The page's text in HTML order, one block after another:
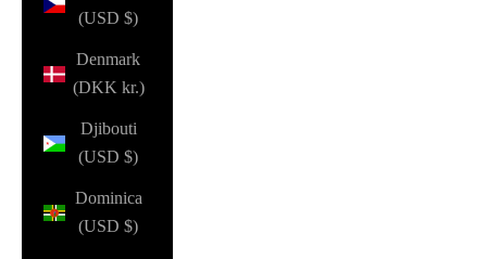
(USD $)
Denmark
(DKK kr.)
Djibouti
(USD $)
Dominica
(USD $)